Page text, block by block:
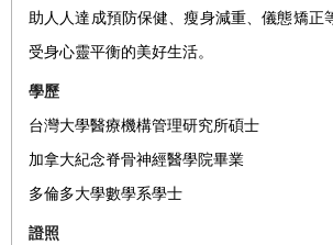
助人人達成預防保健、瘦身減重、儀態矯正
受身心靈平衡的美好生活。
學歷
台灣大學醫療機構管理研究所碩士
加拿大紀念脊骨神經醫學院畢業
多倫多大學數學系學士
證照